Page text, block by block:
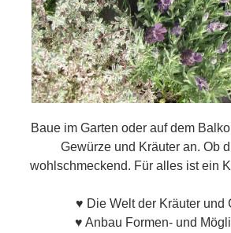
Baue im Garten oder auf dem
Gewürze und Kräuter an. Ob
wohlschmeckend. Für alles ist ein
♥ Die Welt der Kräuter und
♥ Anbau Formen- und